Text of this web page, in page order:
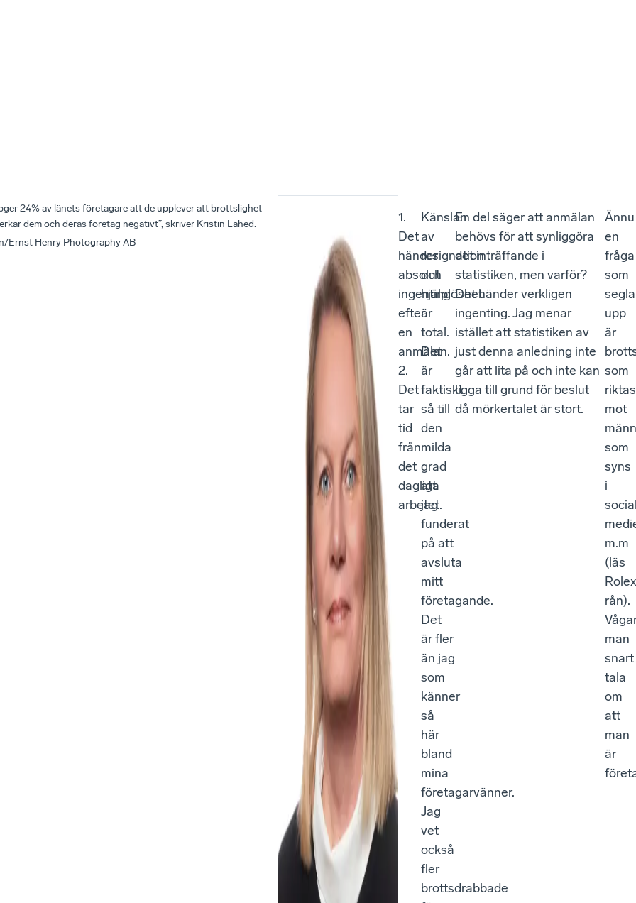
24% av länets företagare att de upplever att brottslighet
dem och deras företag negativt”, skriver Kristin Lahed.
Ernst Henry Photography AB
1.
Det
händer
absolut
ingenting
efter
en
anmälan.
2.
Det
tar
tid
från
det
dagliga
arbetet.
Känslan
av
resignation
och
hjälplöshet
är
total.
Det
är
faktiskt
så till
den
milda
grad
att
jag
funderat
på att
avsluta
mitt
företagande.
Det
är fler
än jag
som
känner
så
här
bland
mina
företagarvänner.
Jag
vet
också
fler
brottsdrabbade
En del säger att anmälan
behövs för att synliggöra
det inträffande i
statistiken, men varför?
Det händer verkligen
ingenting. Jag menar
istället att statistiken av
just denna anledning inte
går att lita på och inte kan
ligga till grund för beslut
då mörkertalet är stort.
Ännu
en
fråga
som
upp
är
som
riktas
mot
som
syns
i
m.m
(läs
rån).
man
snart
tala
om
att
man
är